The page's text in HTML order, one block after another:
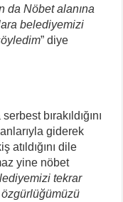
da Nöbet alanına
belediyemizi
” diye
bırakıldığını
giderek
atıldığını dile
yine nöbet
tekrar